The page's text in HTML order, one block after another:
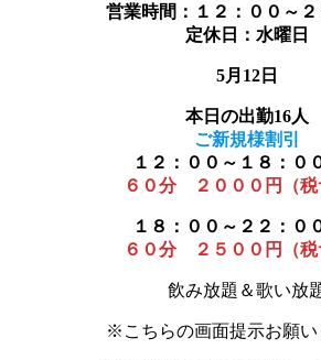
営業時間：１２：００～２
定休日：水曜日
5月12日
本日の出勤16人
ご新規様割引
１２：００～１８：０
６０分 ２０００円（税
１８：００～２２：０
６０分 ２５００円（税
飲み放題＆歌い放
※こちらの画面提示お願い